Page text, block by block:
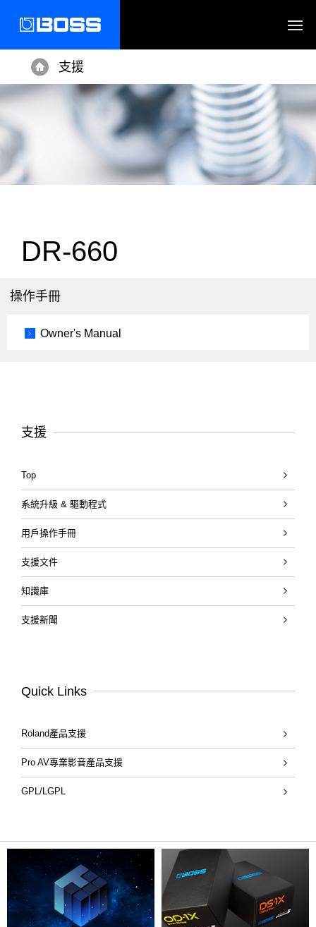
Home
支援
DR-660
操作手冊
Owner's Manual
支援
Top
系統升級 & 驅動程式
用戶操作手冊
支援文件
知識庫
支援新聞
Quick Links
Roland產品支援
Pro AV專業影音產品支援
GPL/LGPL